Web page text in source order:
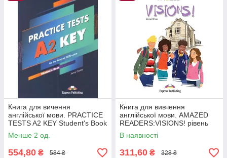
Книга для вичення
англійської мови. PRACTICE
TESTS A2 KEY Student's Book
with DigiBooks
Менше 2 од.
554,80 ₴ 584 ₴
Книга для вивчення
англійської мови. AMAZED
READERS:VISIONS! рівень
А1-А2
В наявності
311,60 ₴ 328 ₴